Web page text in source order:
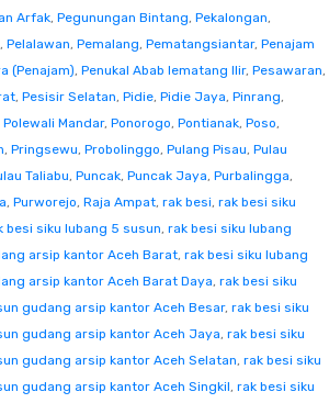
Arfak, Pegunungan Bintang, Pekalongan,
, Pelalawan, Pemalang, Pematangsiantar, Penajam
(Penajam), Penukal Abab lematang Ilir, Pesawaran,
, Pesisir Selatan, Pidie, Pidie Jaya, Pinrang,
Polewali Mandar, Ponorogo, Pontianak, Poso,
, Pringsewu, Probolinggo, Pulang Pisau, Pulau
Taliabu, Puncak, Puncak Jaya, Purbalingga,
, Purworejo, Raja Ampat, rak besi, rak besi siku
besi siku lubang 5 susun, rak besi siku lubang
arsip kantor Aceh Barat, rak besi siku lubang
arsip kantor Aceh Barat Daya, rak besi siku
gudang arsip kantor Aceh Besar, rak besi siku
gudang arsip kantor Aceh Jaya, rak besi siku
gudang arsip kantor Aceh Selatan, rak besi siku
gudang arsip kantor Aceh Singkil, rak besi siku